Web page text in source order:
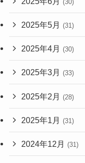
(30)
2025年5月 (31)
2025年4月 (30)
2025年3月 (33)
2025年2月 (28)
2025年1月 (31)
2024年12月 (31)